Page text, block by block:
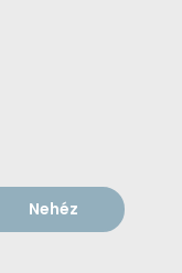
Nehéz